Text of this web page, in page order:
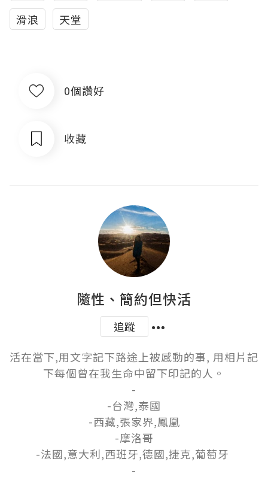
滑浪
天堂
0個讚好
收藏
隨性、簡約但快活
追蹤
活在當下,用文字記下路途上被感動的事, 用相片記
下每個曾在我生命中留下印記的人。
-
-台灣,泰國
-西藏,張家界,鳳凰
-摩洛哥
-法國,意大利,西班牙,德國,捷克,葡萄牙
-